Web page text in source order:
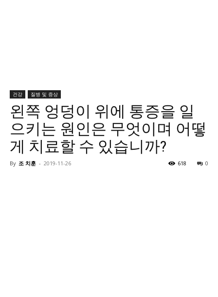
건강 질병 및 증상
왼쪽 엉덩이 위에 통증을 일
으키는 원인은 무엇이며 어떻
게 치료할 수 있습니까?
By 조 치훈 - 2019-11-26 0
618